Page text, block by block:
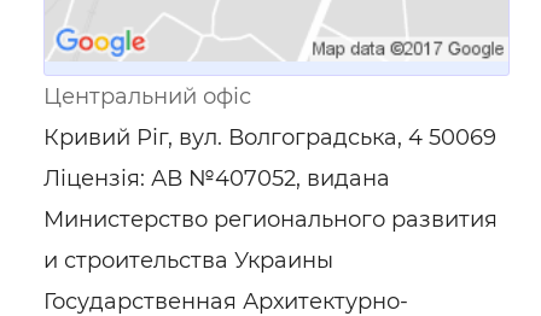
Центральний офіс
Кривий Ріг, вул. Волгоградська, 4 50069
Ліцензія: АВ №407052, видана
Министерство регионального развития
и строительства Украины
Государственная Архитектурно-